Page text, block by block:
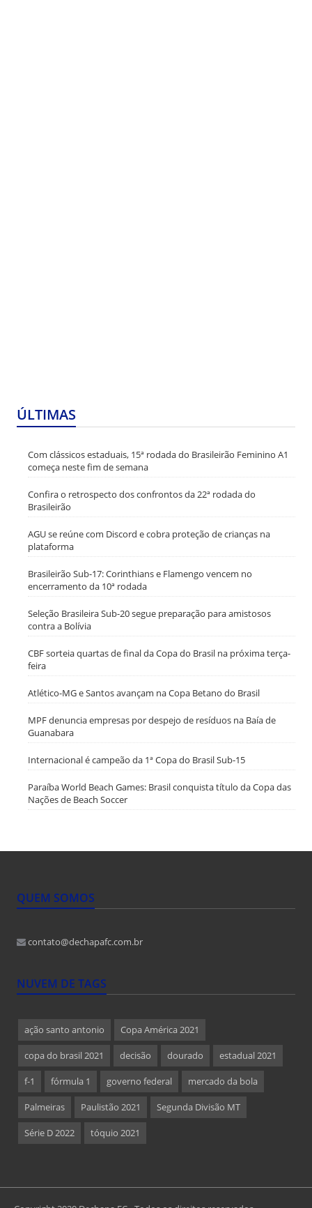
ÚLTIMAS
Com clássicos estaduais, 15ª rodada do Brasileirão Feminino A1
começa neste fim de semana
Confira o retrospecto dos confrontos da 22ª rodada do
Brasileirão
AGU se reúne com Discord e cobra proteção de crianças na
plataforma
Brasileirão Sub-17: Corinthians e Flamengo vencem no
encerramento da 10ª rodada
Seleção Brasileira Sub-20 segue preparação para amistosos
contra a Bolívia
CBF sorteia quartas de final da Copa do Brasil na próxima terça-
feira
Atlético-MG e Santos avançam na Copa Betano do Brasil
MPF denuncia empresas por despejo de resíduos na Baía de
Guanabara
Internacional é campeão da 1ª Copa do Brasil Sub-15
Paraíba World Beach Games: Brasil conquista título da Copa das
Nações de Beach Soccer
QUEM SOMOS
contato@dechapafc.com.br
NUVEM DE TAGS
ação santo antonio Copa América 2021
copa do brasil 2021 decisão dourado estadual 2021
f-1 fórmula 1 governo federal mercado da bola
Palmeiras Paulistão 2021 Segunda Divisão MT
Série D 2022 tóquio 2021